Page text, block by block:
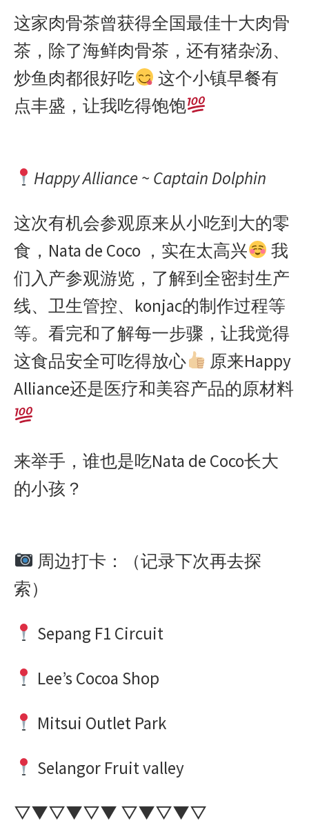
这家肉骨茶曾获得全国最佳十大肉骨
茶，除了海鲜肉骨茶，还有猪杂汤、
炒鱼肉都很好吃
这个小镇早餐有
点丰盛，让我吃得饱饱
Happy Alliance ~ Captain Dolphin
这次有机会参观原来从小吃到大的零
食，Nata de Coco ，实在太高兴
我
们入产参观游览，了解到全密封生产
线、卫生管控、konjac的制作过程等
等。看完和了解每一步骤，让我觉得
这食品安全可吃得放心
原来Happy
Alliance还是医疗和美容产品的原材料
来举手，谁也是吃Nata de Coco长大
的小孩？
周边打卡：（记录下次再去探
索）
Sepang F1 Circuit
Lee’s Cocoa Shop
Mitsui Outlet Park
Selangor Fruit valley
▽▼▽▼▽▼ ▽▼▽▼▽